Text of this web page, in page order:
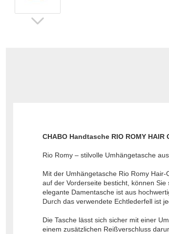
CHABO Handtasche RIO ROMY HAIR
Rio Romy – stilvolle Umhängetasche
Mit der Umhängetasche Rio Romy
auf der Vorderseite besticht, können
elegante Damentasche ist aus
Durch das verwendete Echtlederfell ist
Die Tasche lässt sich sicher mit einer
einem zusätzlichen Reißverschluss